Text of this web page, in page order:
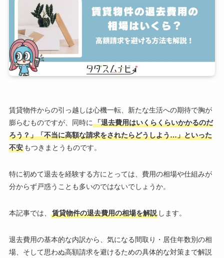
賃貸物件からの引っ越しは心機一転、新たな生活への期待で胸が
膨らむものですが、同時に「退去費用はいくらくらいかかるのだ
ろう？」「不当に高額な請求をされたらどうしよう…」といった
不安もつきまとうものです。
特に初めて退去を経験する方にとっては、費用の相場や仕組みが
分からず戸惑うことも多いのではないでしょうか。
本記事では、 賃貸物件の退去費用の相場を解説します。
退去費用の基本的な内訳から、気になる間取り・居住年数別の相
場、そして思わぬ高額請求を避けるための具体的な対策まで解説